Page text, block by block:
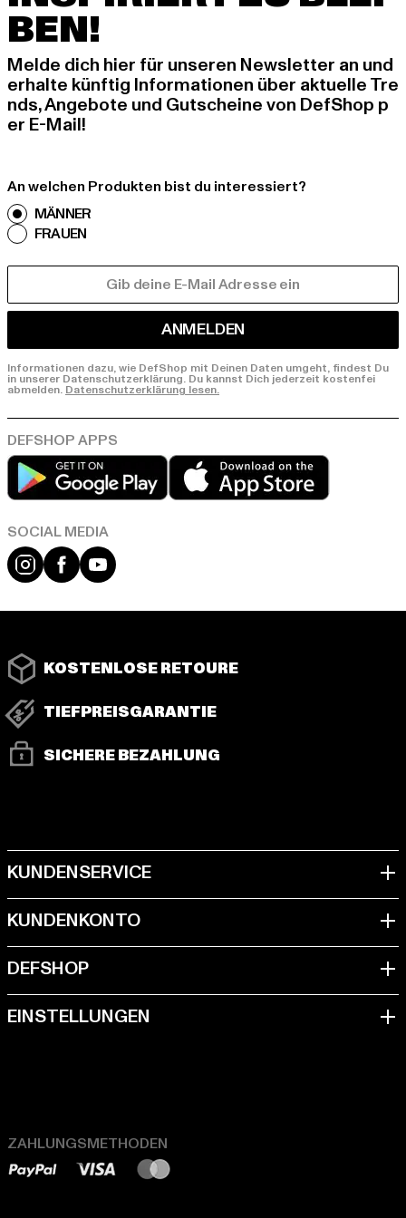
BEN!
Melde dich hier für unseren Newsletter an und
erhalte künftig Informationen über aktuelle Tre
nds, Angebote und Gutscheine von DefShop p
er E-Mail!
An welchen Produkten bist du interessiert?
MÄNNER
FRAUEN
ANMELDEN
Informationen dazu, wie DefShop mit Deinen Daten umgeht, findest Du
in unserer Datenschutzerklärung. Du kannst Dich jederzeit kostenfei
abmelden.Datenschutzerklärung lesen.
Play market
App store
Instagram
FacebookYouTube
KOSTENLOSE RETOURE
TIEFPREISGARANTIE
SICHERE BEZAHLUNG
ZAHLUNGSMETHODEN